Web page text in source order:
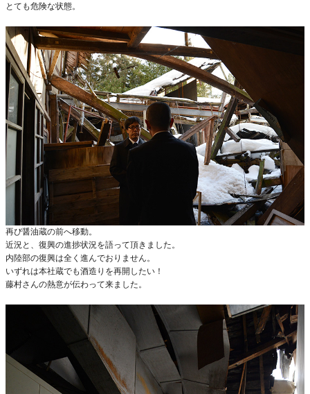
とても危険な状態。
再び醤油蔵の前へ移動。
近況と、復興の進捗状況を語って頂きました。
内陸部の復興は全く進んでおりません。
いずれは本社蔵でも酒造りを再開したい！
藤村さんの熱意が伝わって来ました。